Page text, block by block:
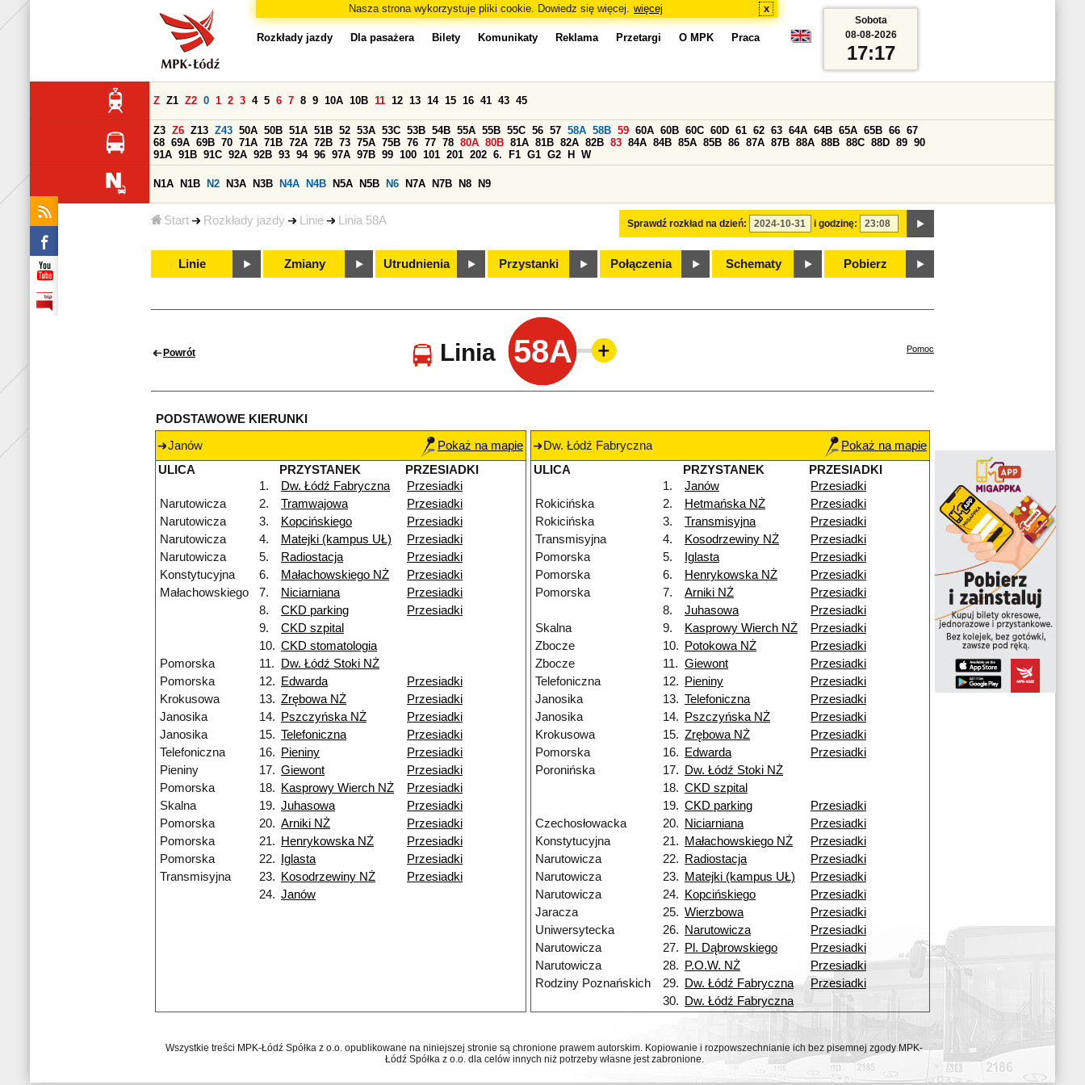
Nasza strona wykorzystuje pliki cookie. Dowiedz się więcej. więcej x
Start Rozkłady jazdy Linie Linia 58A
Rozkłady jazdy Dla pasażera Bilety Komunikaty Reklama Przetargi O MPK Praca
Sprawdź rozkład na dzień: i godzinę:
Z Z1 Z2 0 1 2 3 4 5 6 7 8 9 10A 10B 11 12 13 14 15 16 41 43 45
Z3 Z6 Z13 Z43 50A 50B 51A 51B 52 53A 53C 53B 54B 55A 55B 55C 56 57 58A 58B 59 60A 60B 60C 60D 61 62 63 64A 64B 65A 65B 66 67
68 69A 69B 70 71A 71B 72A 72B 73 75A 75B 76 77 78 80A 80B 81A 81B 82A 82B 83 84A 84B 85A 85B 86 87A 87B 88A 88B 88C 88D 89 90
91A 91B 91C 92A 92B 93 94 96 97A 97B 99 100 101 201 202 6. F1 G1 G2 H W
N1A N1B N2 N3A N3B N4A N4B N5A N5B N6 N7A N7B N8 N9
Linie Zmiany Utrudnienia Przystanki Połączenia Schematy Pobierz
Sobota
08-08-2026
17:17
Powrót Linia 58A Pomoc
PODSTAWOWE KIERUNKI
Janów
Pokaż na mapie
ULICA
PRZYSTANEK
PRZESIADKI
1.
Dw. Łódź Fabryczna
Przesiadki
Narutowicza
2. Tramwajowa
Przesiadki
Narutowicza
3. Kopcińskiego
Przesiadki
Narutowicza
4. Matejki (kampus UŁ)
Przesiadki
Narutowicza
5. Radiostacja
Przesiadki
Konstytucyjna
6. Małachowskiego NŻ
Przesiadki
Małachowskiego
7. Niciarniana
Przesiadki
8.
CKD parking
Przesiadki
9.
CKD szpital
10. CKD stomatologia
Pomorska
11.
Dw. Łódź Stoki NŻ
Pomorska
12. Edwarda
Przesiadki
Krokusowa
13. Zrębowa NŻ
Przesiadki
Janosika
14. Pszczyńska NŻ
Przesiadki
Janosika
15. Telefoniczna
Przesiadki
Telefoniczna
16. Pieniny
Przesiadki
Pieniny
17. Giewont
Przesiadki
Pomorska
18. Kasprowy Wierch NŻ
Przesiadki
Skalna
19. Juhasowa
Przesiadki
Pomorska
20. Arniki NŻ
Przesiadki
Pomorska
21. Henrykowska NŻ
Przesiadki
Pomorska
22. Iglasta
Przesiadki
Transmisyjna
23. Kosodrzewiny NŻ
Przesiadki
24. Janów
Dw. Łódź Fabryczna
Pokaż na mapie
ULICA
PRZYSTANEK
PRZESIADKI
1.
Janów
Przesiadki
Rokicińska
2. Hetmańska NŻ
Przesiadki
Rokicińska
3. Transmisyjna
Przesiadki
Transmisyjna
4. Kosodrzewiny NŻ
Przesiadki
Pomorska
5. Iglasta
Przesiadki
Pomorska
6. Henrykowska NŻ
Przesiadki
Pomorska
7. Arniki NŻ
Przesiadki
8.
Juhasowa
Przesiadki
Skalna
9. Kasprowy Wierch NŻ
Przesiadki
Zbocze
10. Potokowa NŻ
Przesiadki
Zbocze
11. Giewont
Przesiadki
Telefoniczna
12. Pieniny
Przesiadki
Janosika
13. Telefoniczna
Przesiadki
Janosika
14. Pszczyńska NŻ
Przesiadki
Krokusowa
15. Zrębowa NŻ
Przesiadki
Pomorska
16. Edwarda
Przesiadki
Poronińska
17.
Dw. Łódź Stoki NŻ
18. CKD szpital
19. CKD parking
Przesiadki
Czechosłowacka
20. Niciarniana
Przesiadki
Konstytucyjna
21. Małachowskiego NŻ
Przesiadki
Narutowicza
22. Radiostacja
Przesiadki
Narutowicza
23. Matejki (kampus UŁ)
Przesiadki
Narutowicza
24. Kopcińskiego
Przesiadki
Jaracza
25. Wierzbowa
Przesiadki
Uniwersytecka
26. Narutowicza
Przesiadki
Narutowicza
27. Pl. Dąbrowskiego
Przesiadki
Narutowicza
28. P.O.W. NŻ
Przesiadki
Rodziny Poznańskich
29. Dw. Łódź Fabryczna
Przesiadki
30.
Dw. Łódź Fabryczna
Wszystkie treści MPK-Łódź Spółka z o.o. opublikowane na niniejszej stronie są chronione prawem autorskim. Kopiowanie i rozpowszechnianie ich bez pisemnej zgody MPK-
Łódź Spółka z o.o. dla celów innych niż potrzeby własne jest zabronione.